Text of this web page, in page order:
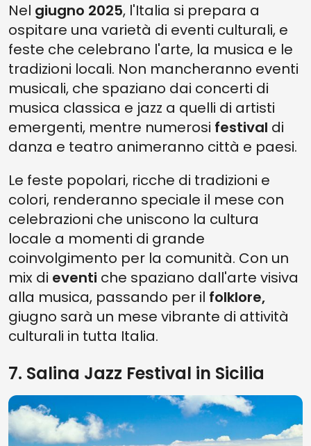
Nel giugno 2025, l'Italia si prepara a
ospitare una varietà di eventi culturali, e
feste che celebrano l'arte, la musica e le
tradizioni locali. Non mancheranno eventi
musicali, che spaziano dai concerti di
musica classica e jazz a quelli di artisti
emergenti, mentre numerosi festival di
danza e teatro animeranno città e paesi.
Le feste popolari, ricche di tradizioni e
colori, renderanno speciale il mese con
celebrazioni che uniscono la cultura
locale a momenti di grande
coinvolgimento per la comunità. Con un
mix di eventi che spaziano dall'arte visiva
alla musica, passando per il folklore,
giugno sarà un mese vibrante di attività
culturali in tutta Italia.
7. Salina Jazz Festival in Sicilia